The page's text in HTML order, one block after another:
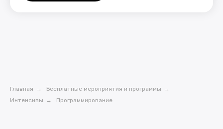
Главная → Бесплатные мероприятия и программы →
Интенсивы → Программирование